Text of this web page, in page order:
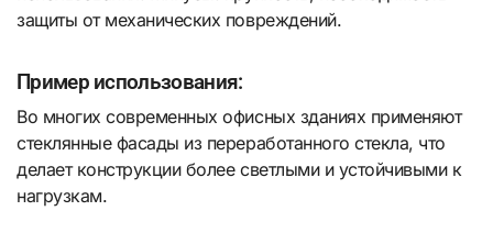
защиты от механических повреждений.
Пример использования:
Во многих современных офисных зданиях применяют
стеклянные фасады из переработанного стекла, что
делает конструкции более светлыми и устойчивыми к
нагрузкам.